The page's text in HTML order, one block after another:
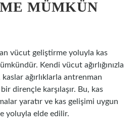
MÜMKÜN
vücut geliştirme yoluyla kas
Kendi vücut ağırlığınızla
kaslar ağırlıklarla antrenman
dirençle karşılaşır. Bu, kas
yaratır ve kas gelişimi uygun
yoluyla elde edilir.